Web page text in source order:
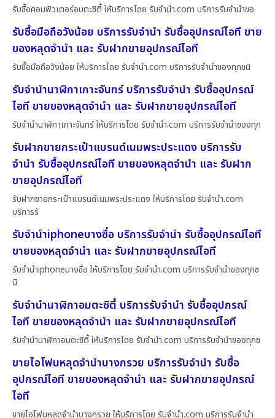
รับซื้อคอมพิวเตอร์อมตะซิตี้ ให้บริการโดย รับจํานํา.com บริการรับจำนำขอ
รับซื้อมือถือวังน้อย บริการรับจำนำ รับซื้ออุปกรณ์ไอที ขาย
ของหลุดจำนำ และ รับฝากขายอุปกรณ์ไอที
รับซื้อมือถือวังน้อย ให้บริการโดย รับจํานํา.com บริการรับจำนำของทุกชนิ
รับจำนำนาฬิกาเกาะจันทร์ บริการรับจำนำ รับซื้ออุปกรณ์
ไอที ขายของหลุดจำนำ และ รับฝากขายอุปกรณ์ไอที
รับจำนำนาฬิกาเกาะจันทร์ ให้บริการโดย รับจํานํา.com บริการรับจำนำของทุก
รับฝากขายกระเป๋าแบรนด์เนมพระประแดง บริการรับ
จำนำ รับซื้ออุปกรณ์ไอที ขายของหลุดจำนำ และ รับฝาก
ขายอุปกรณ์ไอที
รับฝากขายกระเป๋าแบรนด์เนมพระประแดง ให้บริการโดย รับจํานํา.com
บริการรั
รับจำนำiphoneบางซื่อ บริการรับจำนำ รับซื้ออุปกรณ์ไอที
ขายของหลุดจำนำ และ รับฝากขายอุปกรณ์ไอที
รับจำนำiphoneบางซื่อ ให้บริการโดย รับจํานํา.com บริการรับจำนำของทุกช
นิ
รับจำนำนาฬิกาอมตะซิตี้ บริการรับจำนำ รับซื้ออุปกรณ์
ไอที ขายของหลุดจำนำ และ รับฝากขายอุปกรณ์ไอที
รับจำนำนาฬิกาอมตะซิตี้ ให้บริการโดย รับจํานํา.com บริการรับจำนำของทุกช
ขายไอโฟนหลุดจำนำบางกรวย บริการรับจำนำ รับซื้อ
อุปกรณ์ไอที ขายของหลุดจำนำ และ รับฝากขายอุปกรณ์
ไอที
ขายไอโฟนหลุดจำนำบางกรวย ให้บริการโดย รับจํานํา.com บริการรับจำนำ